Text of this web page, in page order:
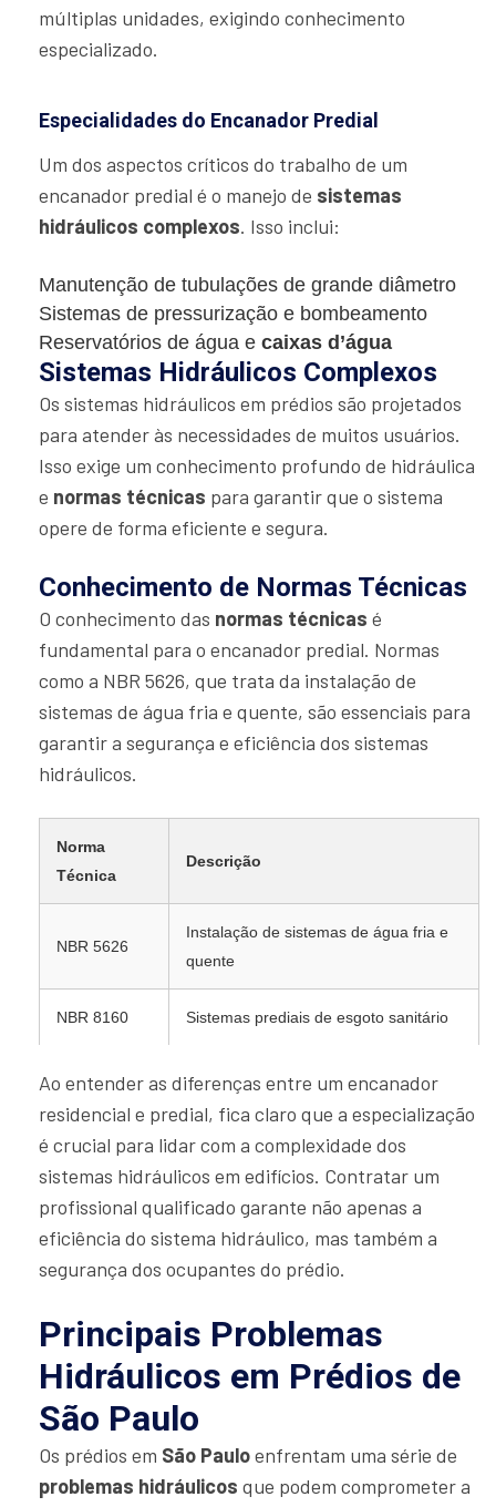
múltiplas unidades, exigindo conhecimento
especializado.
Especialidades do Encanador Predial
Um dos aspectos críticos do trabalho de um
encanador predial é o manejo de sistemas
hidráulicos complexos. Isso inclui:
Manutenção de tubulações de grande diâmetro
Sistemas de pressurização e bombeamento
Reservatórios de água e caixas d’água
Sistemas Hidráulicos Complexos
Os sistemas hidráulicos em prédios são projetados
para atender às necessidades de muitos usuários.
Isso exige um conhecimento profundo de hidráulica
e normas técnicas para garantir que o sistema
opere de forma eficiente e segura.
Conhecimento de Normas Técnicas
O conhecimento das normas técnicas é
fundamental para o encanador predial. Normas
como a NBR 5626, que trata da instalação de
sistemas de água fria e quente, são essenciais para
garantir a segurança e eficiência dos sistemas
hidráulicos.
Norma
Técnica
Descrição
NBR 5626
Instalação de sistemas de água fria e
quente
NBR 8160 Sistemas prediais de esgoto sanitário
Ao entender as diferenças entre um encanador
residencial e predial, fica claro que a especialização
é crucial para lidar com a complexidade dos
sistemas hidráulicos em edifícios. Contratar um
profissional qualificado garante não apenas a
eficiência do sistema hidráulico, mas também a
segurança dos ocupantes do prédio.
Principais Problemas
Hidráulicos em Prédios de
São Paulo
Os prédios em São Pauloenfrentam uma série de
problemas hidráulicos que podem comprometer a